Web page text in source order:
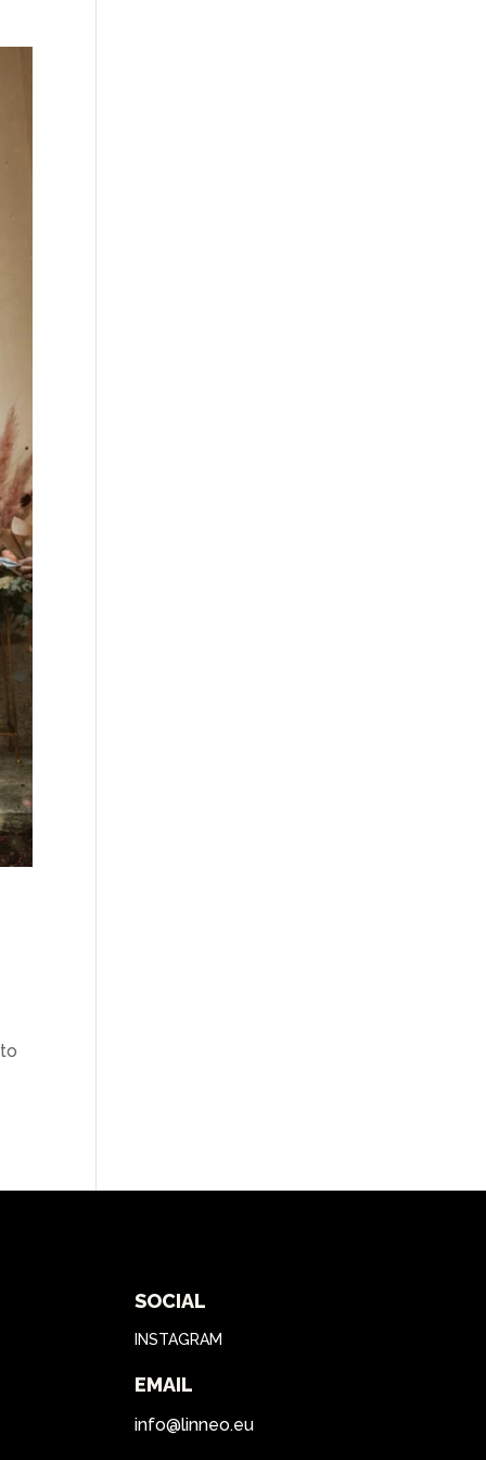
SOCIAL
INSTAGRAM
EMAIL
info@linneo.eu